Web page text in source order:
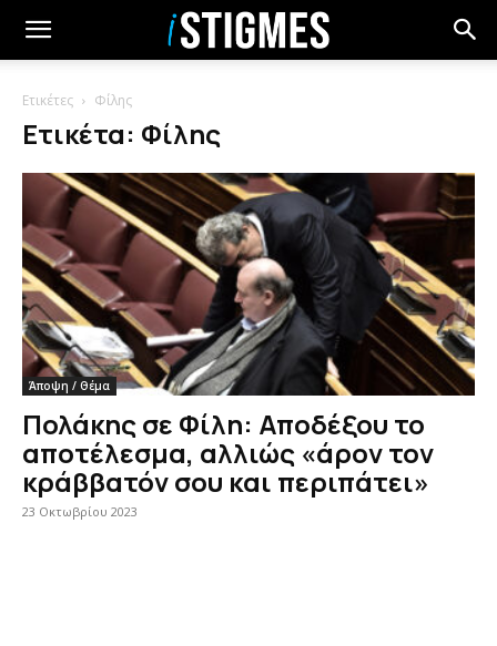
Ετικέτες Φίλης
Ετικέτα: Φίλης
Άποψη / Θέμα
Πολάκης σε Φίλη: Αποδέξου το
αποτέλεσμα, αλλιώς «άρον τον
κράββατόν σου και περιπάτει»
23 Οκτωβρίου 2023